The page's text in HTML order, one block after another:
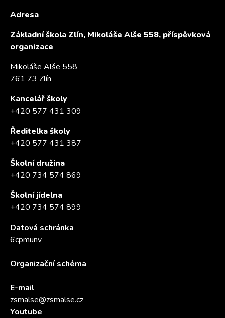
Adresa
Základní škola Zlín, Mikoláše Alše 558, příspěvková
organizace
Mikoláše Alše 558
761 73 Zlín
Kancelář školy
+420 577 431 309
Ředitelka školy
+420 577 431 387
Školní družina
+420 734 574 869
Školní jídelna
+420 734 574 899
Datová schránka
6cpmunv
Organizační schéma
E-mail
zsmalse@zsmalse.cz
Youtube